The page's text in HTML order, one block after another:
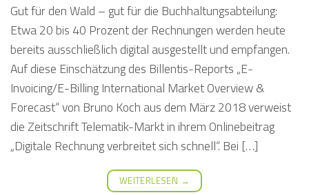
Gut für den Wald – gut für die Buchhaltungsabteilung:
Etwa 20 bis 40 Prozent der Rechnungen werden heute
bereits ausschließlich digital ausgestellt und empfangen.
Auf diese Einschätzung des Billentis-Reports „E-
Invoicing/E-Billing International Market Overview &
Forecast“ von Bruno Koch aus dem März 2018 verweist
die Zeitschrift Telematik-Markt in ihrem Onlinebeitrag
„Digitale Rechnung verbreitet sich schnell“. Bei […]
WEITERLESEN →